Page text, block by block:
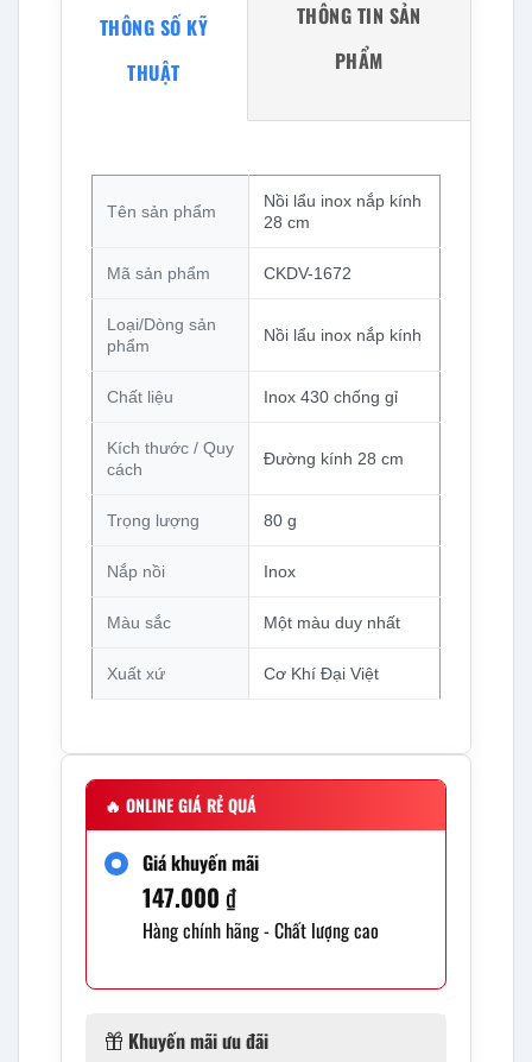
THÔNG SỐ KỸ
THUẬT
THÔNG TIN SẢN
PHẨM
Tên sản phẩm
Nồi lẩu inox nắp kính
28 cm
Mã sản phẩm CKDV-1672
Loại/Dòng sản
phẩm
Nồi lẩu inox nắp kính
Chất liệu Inox 430 chống gỉ
Kích thước / Quy
cách
Đường kính 28 cm
Trọng lượng 80 g
Nắp nồi Inox
Màu sắc Một màu duy nhất
Xuất xứ Cơ Khí Đại Việt
🔥 ONLINE GIÁ RẺ QUÁ
Giá khuyến mãi
147.000 ₫
Hàng chính hãng - Chất lượng cao
Khuyến mãi ưu đãi